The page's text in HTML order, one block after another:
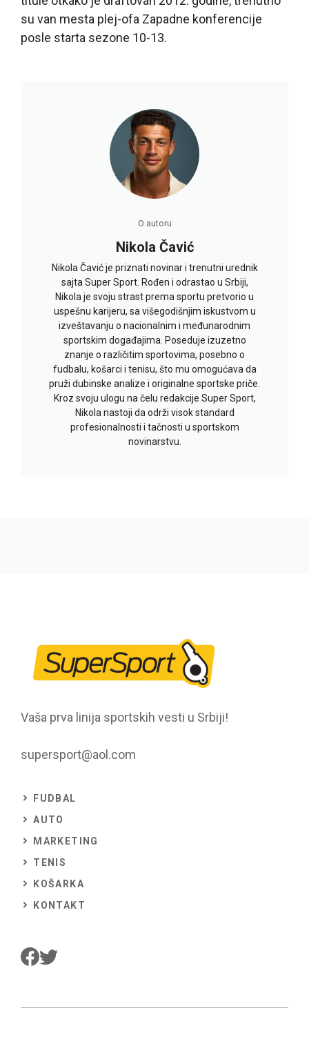
su van mesta plej-ofa Zapadne konferencije
posle starta sezone 10-13.
O autoru
Nikola Čavić
Nikola Čavić je priznati novinar i trenutni urednik
sajta Super Sport. Rođen i odrastao u Srbiji,
Nikola je svoju strast prema sportu pretvorio u
uspešnu karijeru, sa višegodišnjim iskustvom u
izveštavanju o nacionalnim i međunarodnim
sportskim događajima. Poseduje izuzetno
znanje o različitim sportovima, posebno o
fudbalu, košarci i tenisu, što mu omogućava da
pruži dubinske analize i originalne sportske priče.
Kroz svoju ulogu na čelu redakcije Super Sport,
Nikola nastoji da održi visok standard
profesionalnosti i tačnosti u sportskom
novinarstvu.
Vaša prva linija sportskih vesti u Srbiji!
supersport@aol.com
FUDBAL
AUTO
MARKETING
TENIS
KOŠARKA
KONTAKT